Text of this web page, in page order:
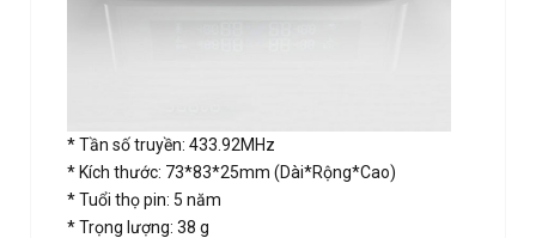
* Tần số truyền: 433.92MHz
* Kích thước: 73*83*25mm (Dài*Rộng*Cao)
* Tuổi thọ pin: 5 năm
* Trọng lượng: 38 g